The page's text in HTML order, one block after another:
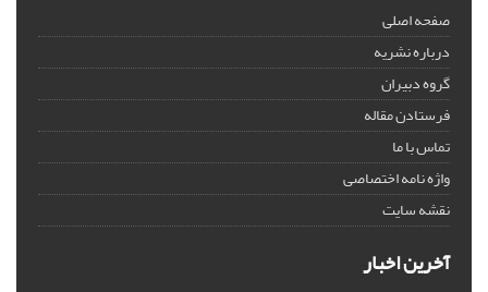
صفحه اصلی
درباره نشریه
گروه دبیران
فرستادن مقاله
تماس با ما
واژه نامه اختصاصی
نقشه سایت
آخرین اخبار